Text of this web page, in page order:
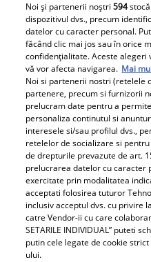
Noi și partenerii noștri594
dispozitivul dvs., precum
datelor cu caracter personal.
făcând clic mai jos sau în orice
confidențialitate. Aceste
vă vor afecta navigarea. Mai
Noi si partenerii nostri (retelele
partenere, precum si furnizorii
prelucram date pentru a
personaliza continutul si
interesele si/sau profilul dvs.,
retelelor de socializare si
de drepturile prevazute de art.
prelucrarea datelor cu caracter
exercitate prin modalitatea
acceptati folosirea tuturor
inclusiv acceptul dvs. cu privire
catre Vendor-ii cu care
SETARILE INDIVIDUAL” puteti
putin cele legate de cookie
ului.